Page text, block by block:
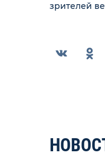
зрителей